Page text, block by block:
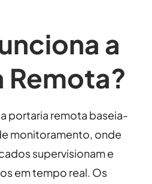
a
Remota?
portaria remota baseia-
monitoramento, onde
supervisionam e
em tempo real. Os